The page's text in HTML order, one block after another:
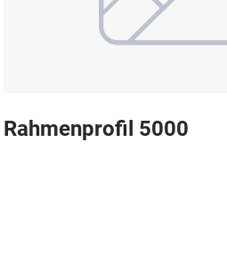
Rahmenprofil 5000